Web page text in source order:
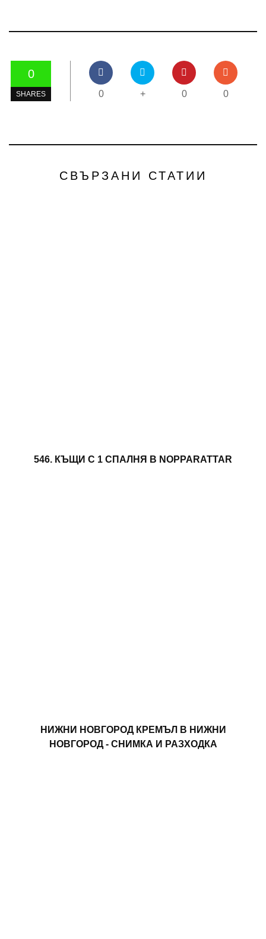
0
SHARES 0 + 0 0
СВЪРЗАНИ СТАТИИ
546. КЪЩИ С 1 СПАЛНЯ В NOPPARATTAR
НИЖНИ НОВГОРОД КРЕМЪЛ В НИЖНИ
НОВГОРОД - СНИМКА И РАЗХОДКА